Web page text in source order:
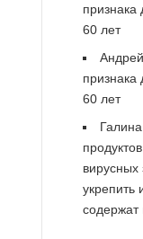
60 лет
Андрей
60 лет
Галина
вирусных
укрепить
содержат